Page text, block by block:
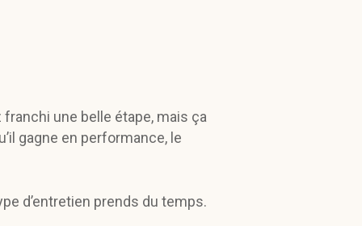
franchi une belle étape, mais ça
gagne en performance, le
d’entretien prends du temps.